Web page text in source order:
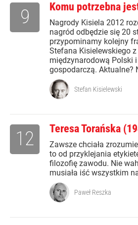
Komu potrzebna
Nagrody Kisiela 2012
nagród odbędzie się 20
przypominamy kolejny
Stefana Kisielewskiego
międzynarodową Polski
gospodarczą. Aktualne?
9
Stefan Kisielewski
Teresa Torańska
Zawsze chciała
to od przyklejania
filozofię zawodu. Nie
musiała iść wszystkim
12
Paweł Reszka